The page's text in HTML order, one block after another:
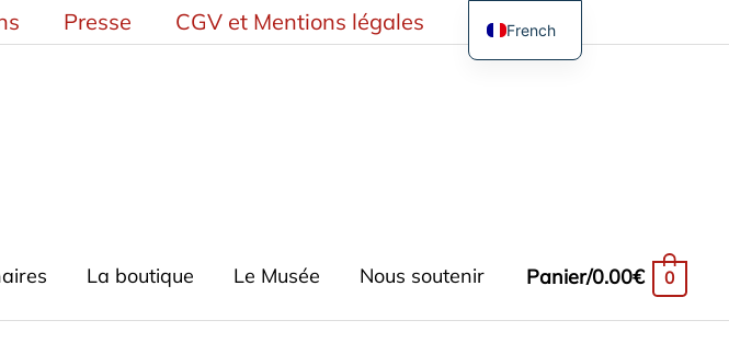
Presse CGV et Mentions légales
La boutique Le Musée Nous soutenir Panier/0.00€ 0
French
English